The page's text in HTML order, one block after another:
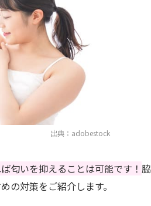
出典：adobestock
匂いを抑えることは可能です！ 脇
の対策をご紹介します。